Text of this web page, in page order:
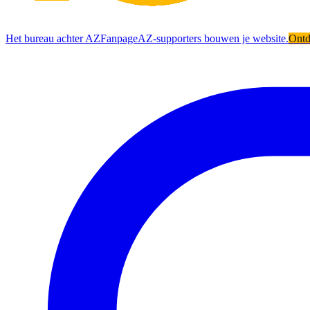
Het bureau achter AZFanpageAZ-supporters bouwen je website.